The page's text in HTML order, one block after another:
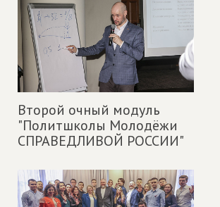
Второй очный модуль
"Политшколы Молодёжи
СПРАВЕДЛИВОЙ РОССИИ"